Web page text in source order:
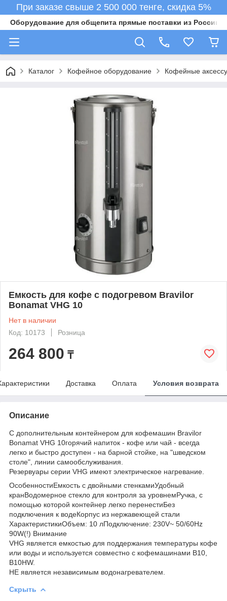
При заказе свыше 2 500 000 тенге, скидка 5%
Оборудование для общепита прямые поставки из России в
Каталог Кофейное оборудование Кофейные
Емкость для кофе с подогревом Bravilor
Bonamat VHG 10
Нет в наличии
Код: 10173
Розница
264 800 ₸
Доставка Оплата Условия возврата
Описание
С дополнительным контейнером для кофемашин Bravilor
Bonamat VHG 10горячий напиток - кофе или чай - всегда
легко и быстро доступен - на барной стойке, на "шведском
столе", линии самообслуживания.
Резервуары серии VHG имеют электрическое нагревание.
ОсобенностиЕмкость с двойными стенкамиУдобный
кранВодомерное стекло для контроля за уровнемРучка, с
помощью которой контейнер легко перенестиБез
подключения к водеКорпус из нержавеющей стали
ХарактеристикиОбъем: 10 лПодключение: 230V~ 50/60Hz
90W(!) Внимание ​
VHG является емкостью для поддержания температуры кофе
или воды и используется совместно с кофемашинами B10,
В10HW.
НЕ является независимым водонагревателем.
Скрыть